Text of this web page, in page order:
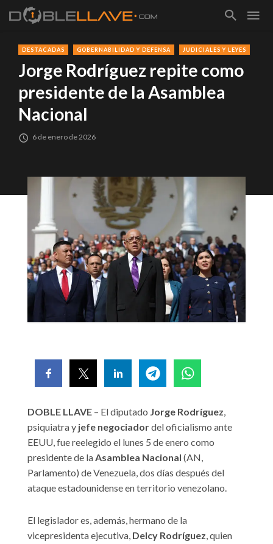
DESTACADAS GOBERNABILIDAD Y DEFENSA JUDICIALES Y LEYES
Jorge Rodríguez repite como
presidente de la Asamblea
Nacional
6 de enero de 2026
DOBLE LLAVE – El diputado Jorge Rodríguez,
psiquiatra y jefe negociadordel oficialismo ante
EEUU, fue reelegido el lunes 5 de enero como
presidente de laAsamblea Nacional (AN,
Parlamento) de Venezuela, dos días después del
ataque estadounidense en territorio venezolano.
El legislador es, además, hermano de la
vicepresidenta ejecutiva, Delcy Rodríguez, quien